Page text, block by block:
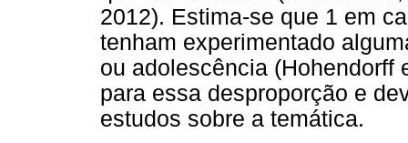
2012). Estima-se que 1 em
tenham experimentado
ou adolescência (Hohendorff
para essa desproporção e
estudos sobre a temática.